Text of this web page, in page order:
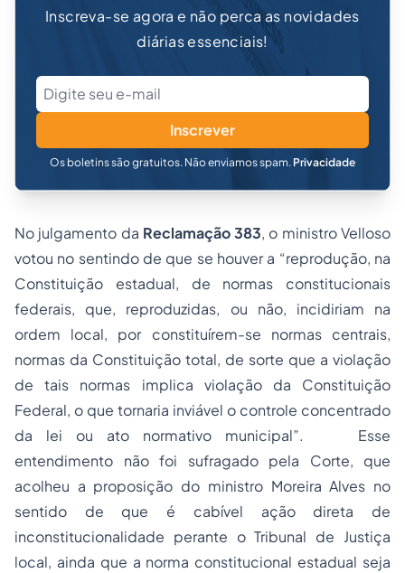
Inscreva-se agora e não perca as novidades
diárias essenciais!
Inscrever
Os boletins são gratuitos. Não enviamos spam. Privacidade
No julgamento da Reclamação 383, o ministro Velloso
votou no sentindo de que se houver a “reprodução, na
Constituição estadual, de normas constitucionais
federais, que, reproduzidas, ou não, incidiriam na
ordem local, por constituírem-se normas centrais,
normas da Constituição total, de sorte que a violação
de tais normas implica violação da Constituição
Federal, o que tornaria inviável o controle concentrado
da lei ou ato normativo municipal”. Esse
entendimento não foi sufragado pela Corte, que
acolheu a proposição do ministro Moreira Alves no
sentido de que é cabível ação direta de
inconstitucionalidade perante o Tribunal de Justiça
local, ainda que a norma constitucional estadual seja